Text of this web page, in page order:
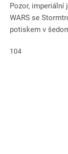
Pozor, imperiální
WARS se
potiskem v
104